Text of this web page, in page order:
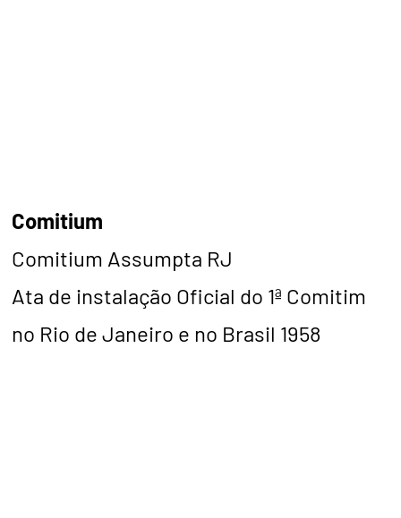
Comitium
Comitium Assumpta RJ
Ata de instalação Oficial do 1ª Comitim
no Rio de Janeiro e no Brasil 1958